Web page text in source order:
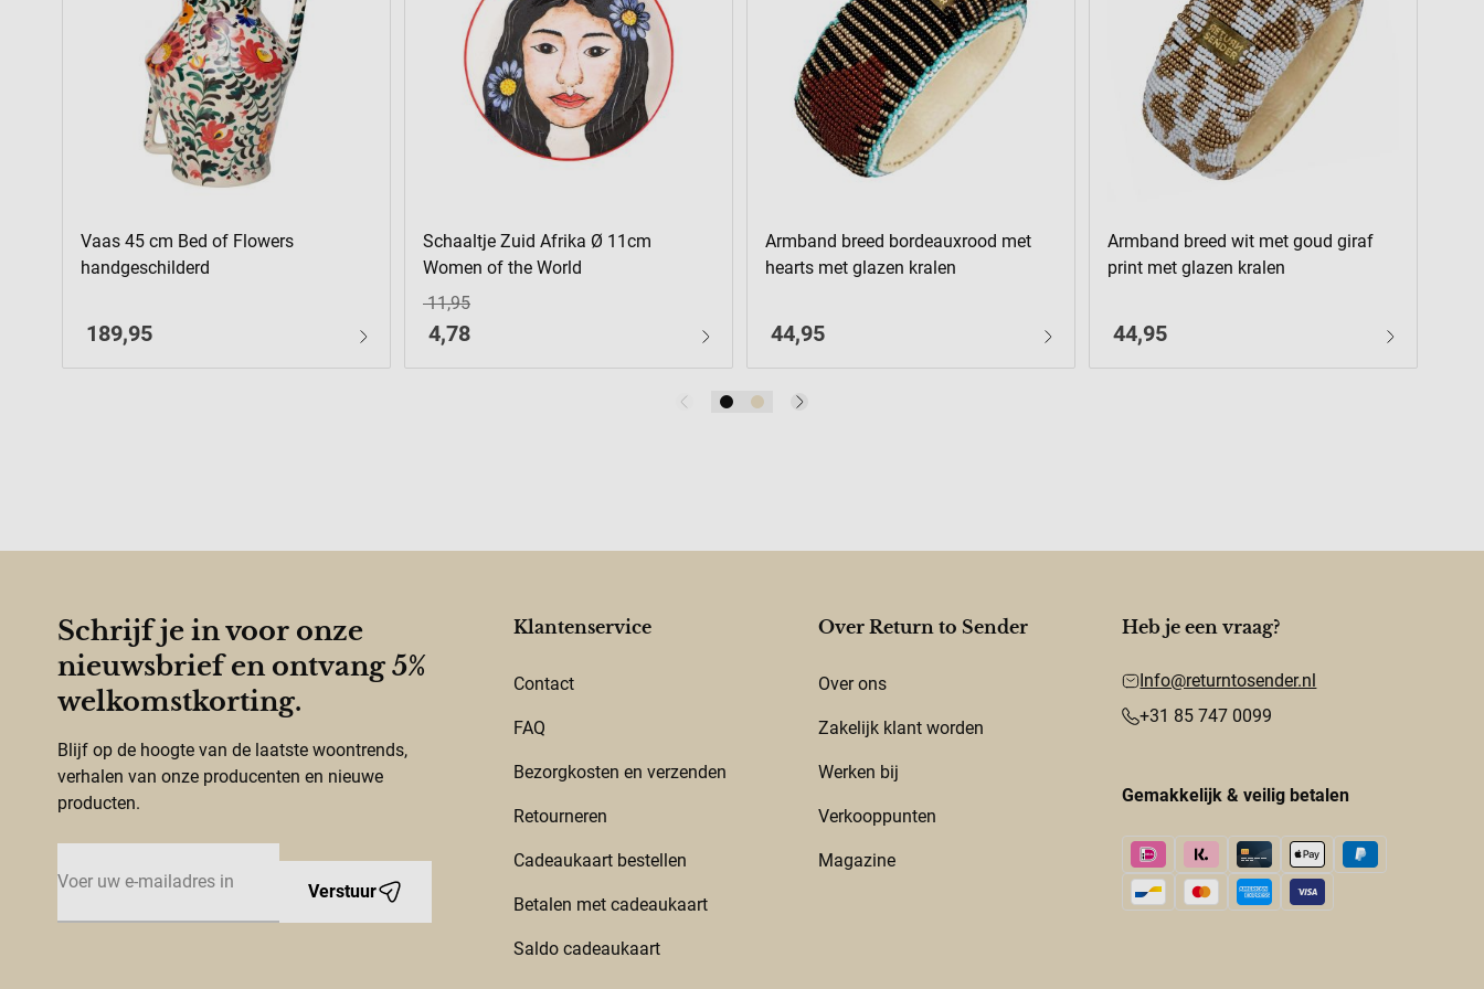
Vaas 45 cm Bed of Flowers
handgeschilderd
189,95
Schaaltje Zuid Afrika Ø 11cm
Women of the World
4,78
11,95
Armband breed bordeauxrood met
hearts met glazen kralen
44,95
Armband breed wit met goud giraf
print met glazen kralen
44,95
Schrijf je in voor onze
nieuwsbrief en ontvang 5%
welkomstkorting.
Blijf op de hoogte van de laatste woontrends,
verhalen van onze producenten en nieuwe
producten.
Verstuur
Klantenservice
Contact
FAQ
Bezorgkosten en verzenden
Retourneren
Cadeaukaart bestellen
Betalen met cadeaukaart
Saldo cadeaukaart
Over Return to Sender
Over ons
Zakelijk klant worden
Werken bij
Verkooppunten
Magazine
Heb je een vraag?
Info@returntosender.nl
+31 85 747 0099
Gemakkelijk & veilig betalen